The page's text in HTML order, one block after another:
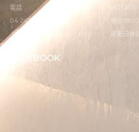
電話
04 2473 0325
flystardental@gmail.com
午診
晚診
星期日休
FACEBOOK